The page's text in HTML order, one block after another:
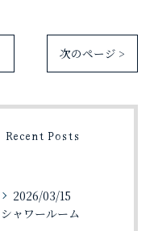
次のページ >
Recent Posts
2026/03/15
シャワールーム